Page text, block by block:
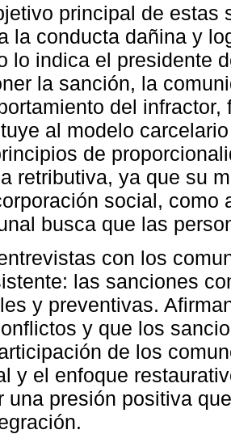
principal de estas
la conducta dañina y
lo indica el presidente
la sanción, la
del
al modelo
de
retributiva, ya que su
social, como
busca que las
con los
las sanciones
y preventivas.
y que los
de los
y el enfoque
una presión positiva